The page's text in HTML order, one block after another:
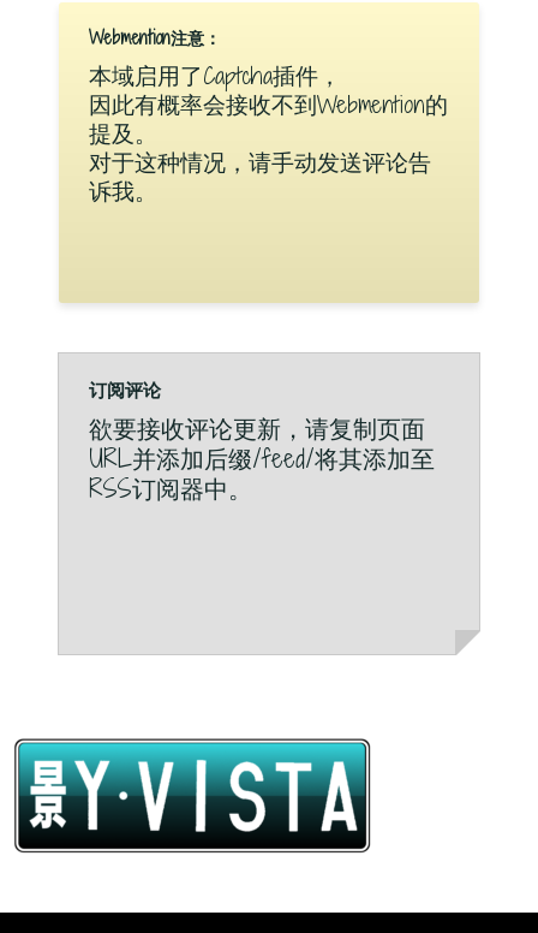
Webmention注意：
本域启用了Captcha插件，
因此有概率会接收不到Webmention的
提及。
对于这种情况，请手动发送评论告
诉我。
订阅评论
欲要接收评论更新，请复制页面
URL并添加后缀/feed/将其添加至
RSS订阅器中。